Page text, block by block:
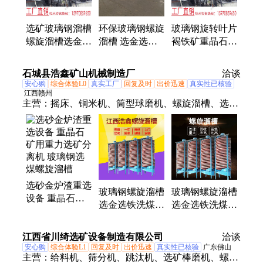
锤式破碎机、立式破碎机、浮选设备
选矿玻璃钢溜槽
螺旋溜槽选金钨
晶石分选机械设
备厂
环保玻璃钢螺旋
溜槽 选金选铜
动力重晶石选矿
设备
玻璃钢旋转叶片
褐铁矿重晶石重
矿螺旋溜槽 华
磊
石城县浩鑫矿山机械制造厂 洽谈
安心购 综合体验L0 真实工厂 回复及时 出价迅速
真实性已核验
江西赣州
主营： 摇床、铜米机、筒型球磨机、螺旋溜槽、选矿
离心机、螺旋洗沙机、螺旋一体机、干筛机、单槽浮
选机、盘式真空过滤机、三头研磨机、圆盘粉碎机、
顶击式振筛机、磁选机、实验室颚式破碎机、锥形球
磨机、三棍四筒棒磨机、磁选管、密封式制样机、鄂
式破碎机、制砂机、锤式打砂机、对辊破碎机
选砂金炉渣重选
设备 重晶石矿
螺旋溜槽
玻璃钢螺旋溜槽
选金选铁洗煤重
晶石选矿设备
玻璃钢螺旋溜槽
选金选铁洗煤重
晶石选矿设备
江西省川绮选矿设备制造有限公司 洽谈
安心购 综合体验L1 回复及时 出价迅速 真实性已核验 广东佛山
主营： 给料机、筛分机、跳汰机、选矿棒磨机、螺旋